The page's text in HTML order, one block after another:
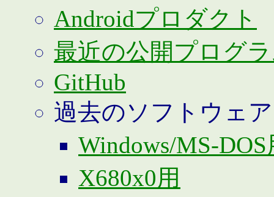
Androidプロダクト
最近の公開プログ
GitHub
過去のソフトウェア
Windows/MS-DOS
X680x0用